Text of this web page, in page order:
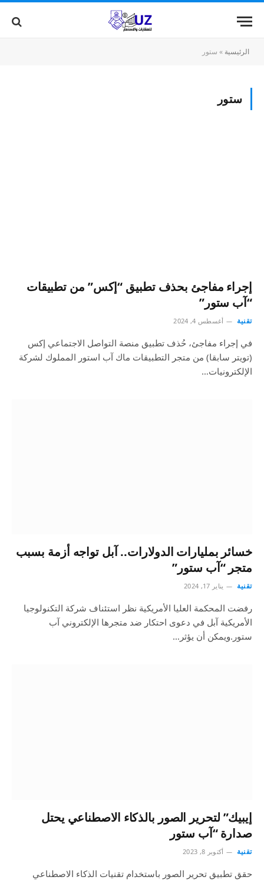
الرئيسية » ستور
ستور
إجراء مفاجئ بحذف تطبيق “إكس” من تطبيقات
“آب ستور”
تقنية أغسطس 4, 2024
في إجراء مفاجئ، حُذف تطبيق منصة التواصل الاجتماعي إكس
(تويتر سابقا) من متجر التطبيقات ماك آب استور المملوك لشركة
الإلكترونيات…
خسائر بمليارات الدولارات.. آبل تواجه أزمة بسبب
متجر “آب ستور”
تقنية يناير 17, 2024
رفضت المحكمة العليا الأمريكية نظر استئناف شركة التكنولوجيا
الأمريكية آبل في دعوى احتكار ضد متجرها الإلكتروني آب
ستور.ويمكن أن يؤثر…
إيبيك” لتحرير الصور بالذكاء الاصطناعي يحتل
صدارة “آب ستور
تقنية أكتوبر 8, 2023
حقق تطبيق تحرير الصور باستخدام تقنيات الذكاء الاصطناعي